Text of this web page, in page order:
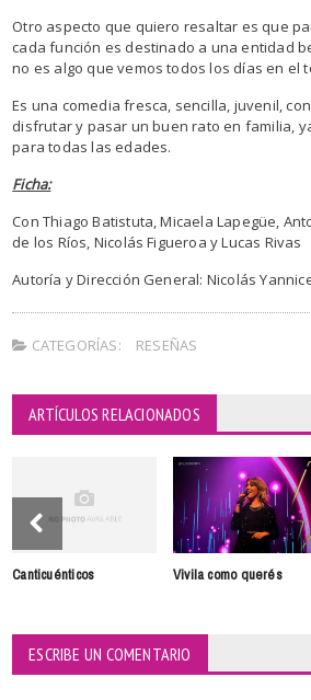
Otro aspecto que quiero resaltar es que
cada función es destinado a una entidad
no es algo que vemos todos los días en el
Es una comedia fresca, sencilla, juvenil,
disfrutar y pasar un buen rato en familia,
para todas las edades.
Ficha:
Con Thiago Batistuta, Micaela Lapegüe,
de los Ríos, Nicolás Figueroa y Lucas Rivas
Autoría y Dirección General: Nicolás
CATEGORÍAS: RESEÑAS
ARTÍCULOS RELACIONADOS
Canticuénticos Vivila como querés
ESCRIBE UN COMENTARIO